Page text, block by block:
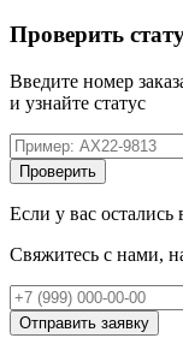
Проверить
Введите номер
и узнайте статус
Проверить
Если у вас остались
Свяжитесь с нами,
Отправить заявку